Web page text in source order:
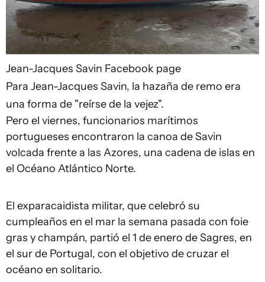
Jean-Jacques Savin Facebook page
Para Jean-Jacques Savin, la hazaña de remo era
una forma de "reírse de la vejez".
Pero el viernes, funcionarios marítimos
portugueses encontraron la canoa de Savin
volcada frente a las Azores, una cadena de islas en
el Océano Atlántico Norte.
El exparacaidista militar, que celebró su
cumpleaños en el mar la semana pasada con foie
gras y champán, partió el 1 de enero de Sagres, en
el sur de Portugal, con el objetivo de cruzar el
océano en solitario.